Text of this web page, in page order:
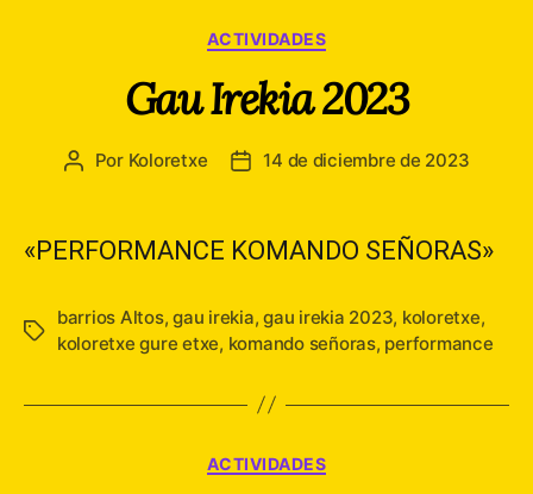
Categorías
ACTIVIDADES
Gau Irekia 2023
Autor
entrada
Por Koloretxe
Fecha
entrada
14 de diciembre de 2023
«PERFORMANCE KOMANDO SEÑORAS»
Etiquetas
barrios Altos,gau irekia,gau irekia 2023, koloretxe,
koloretxe gure etxe, komando señoras, performance
Categorías
ACTIVIDADES